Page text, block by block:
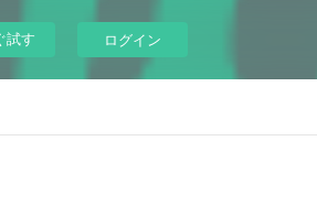
試す ログイン